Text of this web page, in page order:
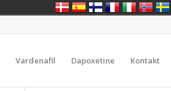
Vardenafil Dapoxetine Kontakt